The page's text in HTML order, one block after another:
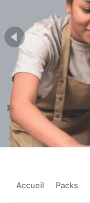
Item 2 of 3
Accueil Packs